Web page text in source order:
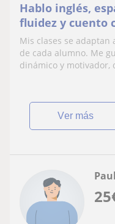
Hablo inglés,
fluidez y cuento
internacional en
multiculturales.
Mis clases se adaptan
de cada alumno. Me
dinámico y motivador,
ver más
25
Paul